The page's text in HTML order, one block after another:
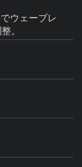
ウェーブレ
。